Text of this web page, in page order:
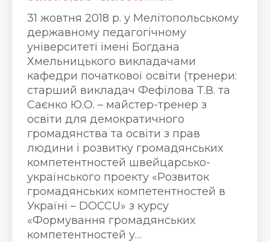
31 жовтня 2018 р. у Мелітопольському
державному педагогічному
університеті імені Богдана
Хмельницького викладачами
кафедри початкової освіти (тренери:
старший викладач Фефілова Т.В. та
Саєнко Ю.О. – майстер-тренер з
освіти для демократичного
громадянства та освіти з прав
людини і розвитку громадянських
компетентностей швейцарсько-
українського проекту «Розвиток
громадянських компетентностей в
Україні – DOCCU» з курсу
«Формування громадянських
компетентностей у…